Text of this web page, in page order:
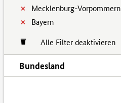
Mecklenburg-Vorpommern
Bayern
Alle Filter deaktivieren
Bundesland